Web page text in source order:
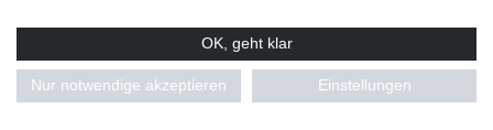
© 2026 Trendline direkt GmbH & Co. KG – Alle Rechte vorbehalten
Nachnahmegebühren, wenn nicht anders angegeben.
OK, geht klar
Nur notwendige akzeptieren Einstellungen